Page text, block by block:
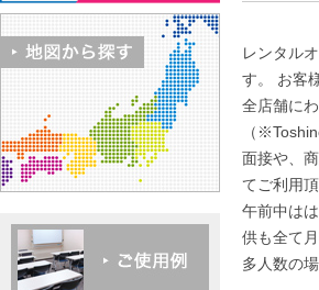
レンタル
す。 お客
全店舗に
（
面接や、
てご利用頂
午前中は
供も全て
多人数の